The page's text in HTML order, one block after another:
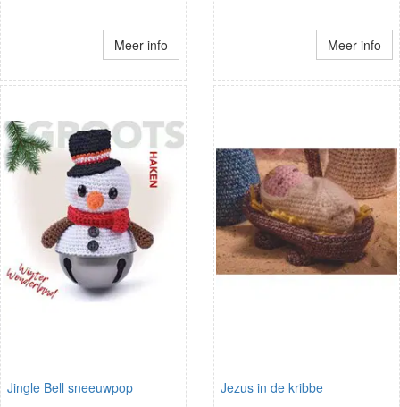
Meer info Meer info
Jingle Bell sneeuwpop Jezus in de kribbe